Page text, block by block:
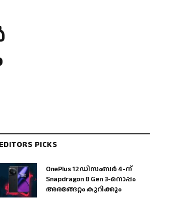
EDITORS PICKS
OnePlus 12 ഡിസംബർ 4-ന്
Snapdragon 8 Gen 3-നൊപ്പം
അരങ്ങേറ്റം കുറിക്കും